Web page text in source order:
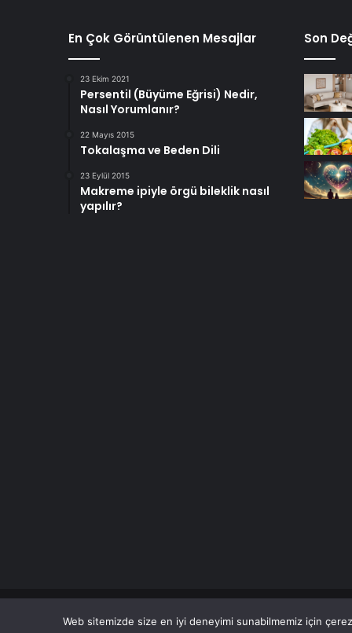
En Çok Görüntülenen Mesajlar
23 Ekim 2021
Persentil (Büyüme Eğrisi) Nedir,
Nasıl Yorumlanır?
22 Mayıs 2015
Tokalaşma ve Beden Dili
23 Eylül 2015
Makreme ipiyle örgü bileklik nasıl
yapılır?
Son
© Copyright 2026 Her Hakkı Saklıdır. Son Dakika
Web sitemizde size en iyi deneyimi sunabilmemiz için